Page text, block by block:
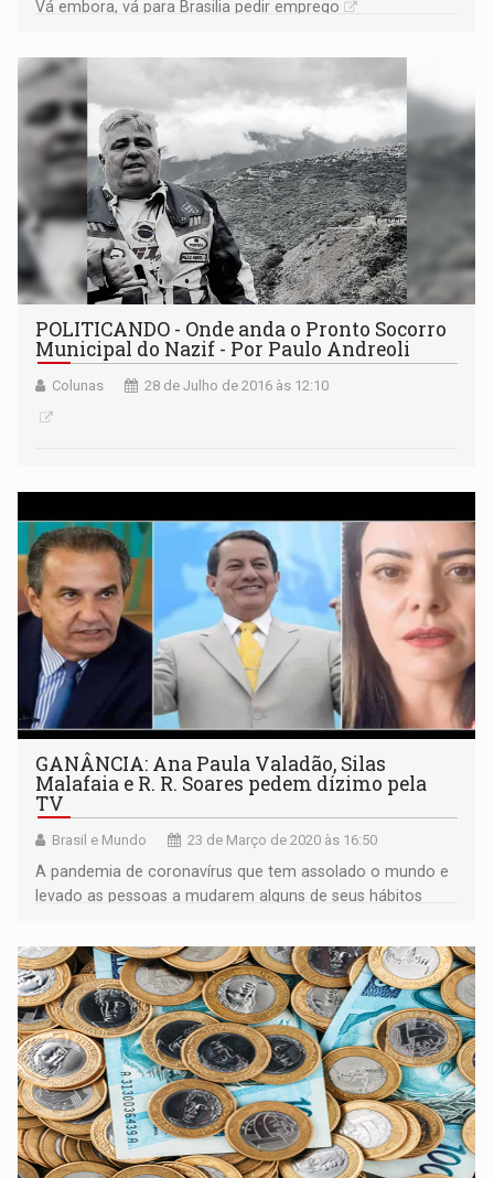
Vá embora, vá para Brasilia pedir emprego
POLITICANDO - Onde anda o Pronto Socorro
Municipal do Nazif - Por Paulo Andreoli
Colunas 28 de Julho de 2016 às 12:10
GANÂNCIA: Ana Paula Valadão, Silas
Malafaia e R. R. Soares pedem dízimo pela
TV
Brasil e Mundo 23 de Março de 2020 às 16:50
A pandemia de coronavírus que tem assolado o mundo e
levado as pessoas a mudarem alguns de seus hábitos
gospel.